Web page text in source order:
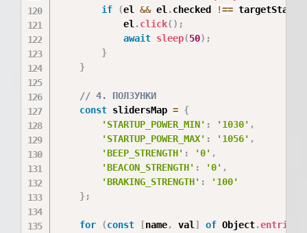
if
(el && el .checked !== targetState
            el
.click( ) ;
await sleep(50) ;
}
}
// 4. ПОЛЗУНКИ
const slidersMap = {
'STARTUP_POWER_MIN' : '1030' ,
'STARTUP_POWER_MAX' : '1056' ,
'BEEP_STRENGTH' : '0' ,
'BEACON_STRENGTH' : '0' ,
'BRAKING_STRENGTH' :
'100'
} ;
for (const [name, val ] of Object.entries